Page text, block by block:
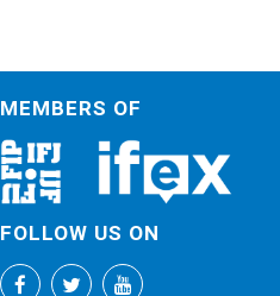
MEMBERS OF
FOLLOW US ON